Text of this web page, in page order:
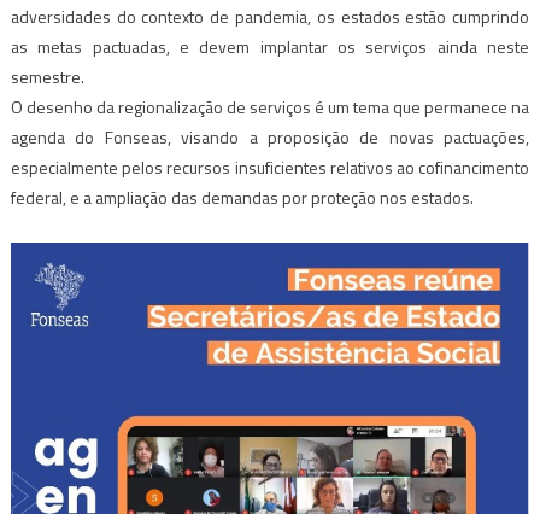
adversidades do contexto de pandemia, os estados estão cumprindo
as metas pactuadas, e devem implantar os serviços ainda neste
semestre.
O desenho da regionalização de serviços é um tema que permanece na
agenda do Fonseas, visando a proposição de novas pactuações,
especialmente pelos recursos insuficientes relativos ao cofinancimento
federal, e a ampliação das demandas por proteção nos estados.